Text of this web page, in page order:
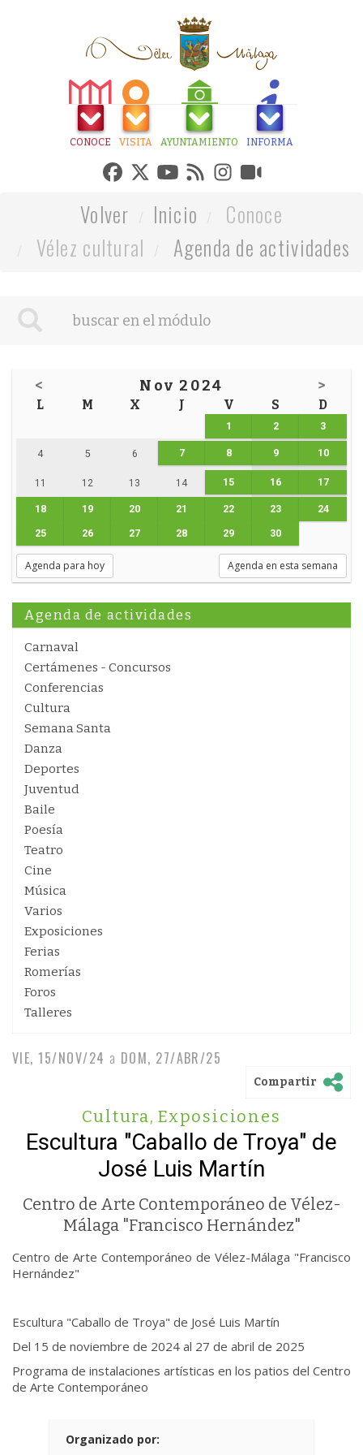
CONOCE VISITA AYUNTAMIENTO INFORMA
Volver Inicio
Conoce
Vélez cultural
Agenda de actividades
< Nov 2024 >
L M X J V S D
1 2 3
4 5 6 7 8 9 10
11 12 13 14 15 16 17
18 19 20 21 22 23 24
25 26 27 28 29 30
Agenda para hoy Agenda en esta semana
Agenda de actividades
Carnaval
Certámenes - Concursos
Conferencias
Cultura
Semana Santa
Danza
Deportes
Juventud
Baile
Poesía
Teatro
Cine
Música
Varios
Exposiciones
Ferias
Romerías
Foros
Talleres
VIE, 15/NOV/24 a DOM, 27/ABR/25
Compartir
Cultura, Exposiciones
Escultura "Caballo de Troya" de
José Luis Martín
Centro de Arte Contemporáneo de Vélez-
Málaga "Francisco Hernández"
Centro de Arte Contemporáneo de Vélez-Málaga "Francisco
Hernández"
Escultura "Caballo de Troya" de José Luis Martín
Del 15 de noviembre de 2024 al 27 de abril de 2025
Programa de instalaciones artísticas en los patios del Centro
de Arte Contemporáneo
Organizado por: